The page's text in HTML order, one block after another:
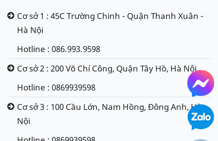
Cơ sở 1 : 45C Trường Chinh - Quận Thanh Xuân -
Hà Nội
Hotline : 086.993.9598
Cơ sở 2 : 200 Võ Chí Công, Quận Tây Hồ, Hà Nội
Hotline : 0869939598
Cơ sở 3 : 100 Cầu Lớn, Nam Hồng, Đông Anh, Hà
Nội